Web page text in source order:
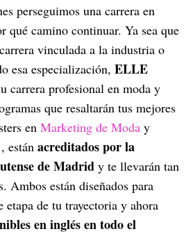
perseguimos una carrera en
qué camino continuar. Ya sea que
vinculada a la industria o
esa especialización, ELLE
carrera profesional en moda y
que resaltarán tus mejores
en Marketing de Moda y
, están acreditados por la
de Madrid y te llevarán tan
Ambos están diseñados para
de tu trayectoria y ahora
en inglés en todo el